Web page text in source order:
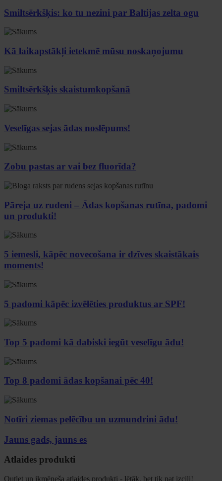
Smiltsērkšķis: ko tu nezini par Baltijas zelta ogu
Kā laikapstākļi ietekmē mūsu noskaņojumu
Smiltsērkšķis skaistumkopšanā
Veselīgas sejas ādas noslēpums!
Zobu pastas ar vai bez fluorīda?
Pāreja uz rudeni – Ādas kopšanas rutīna, padomi
un produkti!
5 iemesli, kāpēc novecošana ir dzīves skaistākais
moments!
5 padomi kāpēc izvēlēties produktus ar SPF!
Top 5 padomi kā dabiski iegūt veselīgu ādu!
Top 8 padomi ādas kopšanai pēc 40!
Notīri ziemas pelēcību un uzmundrini ādu!
Jauns gads, jauns es
Atlaides produkti
Outlet un ikmēneša atlaides produkti - lētāk, bet tik pat izcili!